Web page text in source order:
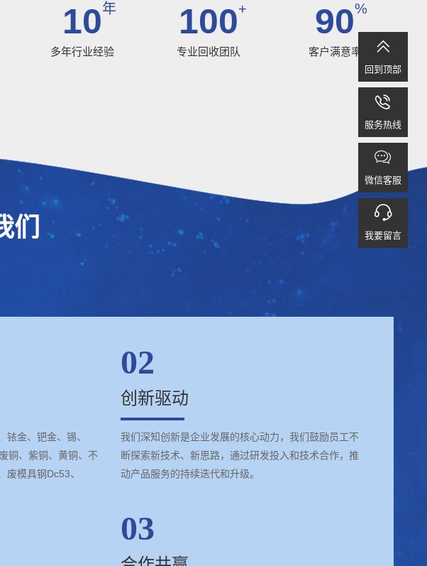
10年
多年行业经验
100+
专业回收团队
90%
客户满意率
们
金、钯金、锡、
铜、紫铜、黄铜、不
废模具钢Dc53、
02
创新驱动
我们深知创新是企业发展的核心动力，我们鼓励员工不
断探索新技术、新思路，通过研发投入和技术合作，推
动产品服务的持续迭代和升级。
03

回到顶部

服务热线

微信客服

我要留言